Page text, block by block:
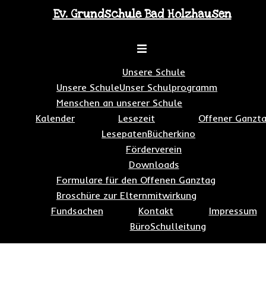
Ev. Grundschule Bad Holzhausen
Toggle
Unsere Schule
Unsere SchuleUnser Schulprogramm
Menschen an unserer Schule
Kalender
Lesezeit
LesepatenBücherkino
Offener
Förderverein
Downloads
Formulare für den Offenen Ganztag
Broschüre zur Elternmitwirkung
Fundsachen
Kontakt
BüroSchulleitung
Impressum